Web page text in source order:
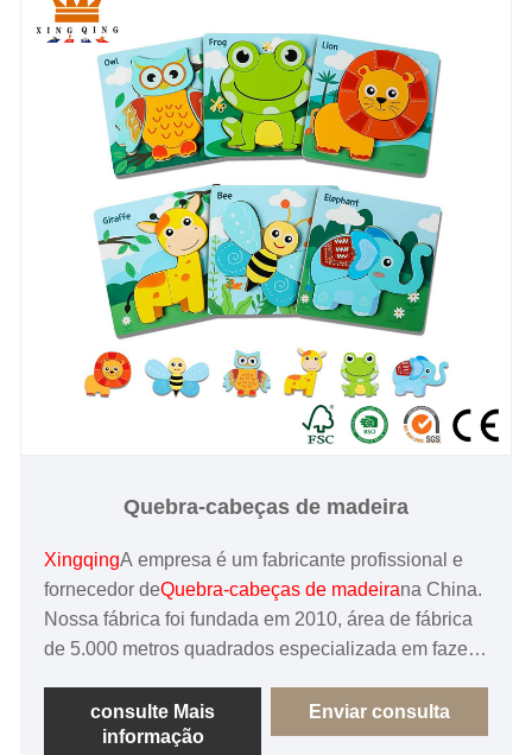
Quebra-cabeças de madeira
XingqingA empresa é um fabricante profissional e
fornecedor deQuebra-cabeças de madeirana China.
Nossa fábrica foi fundada em 2010, área de fábrica
de 5.000 metros quadrados especializada em fazer
personalizados com as máquinas e equipamentos
mais avançados, tem rica experiência em
consulte Mais
informação
Enviar consulta